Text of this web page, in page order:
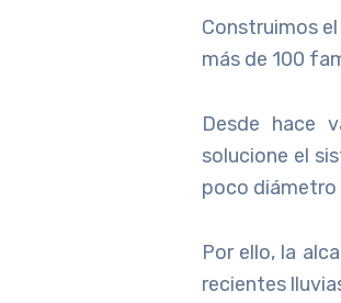
Construimos
más de 100
Desde hace
solucione el
poco diámetro
Por ello, la
recientes